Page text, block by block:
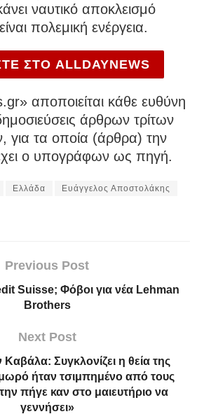
ναυτικό αποκλεισμό
πολεμική ενέργεια.
ΣΤΟ ALLDAYNEWS
αποποιείται κάθε ευθύνη
άρθρων τρίτων
για τα οποία (άρθρα) την
ο υπογράφων ως πηγή.
Ελλάδα Ευάγγελος Αποστολάκης
Previous Post
Suisse; Φόβοι για νέα Lehman
Brothers
Next Post
Συγκλονίζει η θεία της
ήταν τσιμπημένο από τους
πήγε καν στο μαιευτήριο να
γεννήσει»